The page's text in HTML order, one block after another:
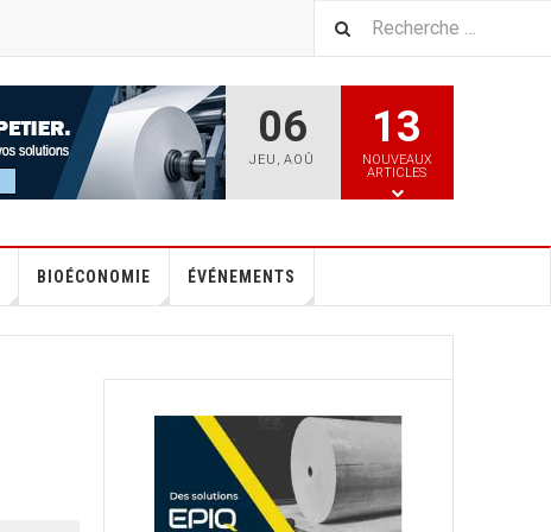
06
JEU ,AOÛ
13
NOUVEAUX
ARTICLES
BIOÉCONOMIE ÉVÉNEMENTS